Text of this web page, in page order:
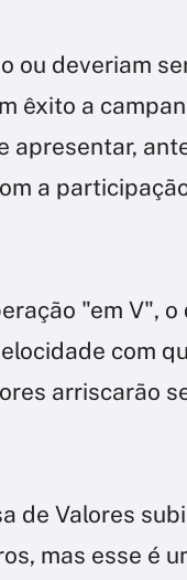
ou deveriam
êxito a
apresentar,
a
"em V",
com
arriscarão
de Valores
mas esse é